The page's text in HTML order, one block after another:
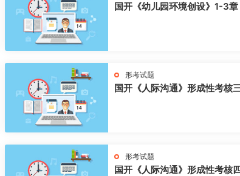
国开《幼儿园环境创设》1-3章
形考试题
国开《人际沟通》形成性考核
形考试题
国开《人际沟通》形成性考核